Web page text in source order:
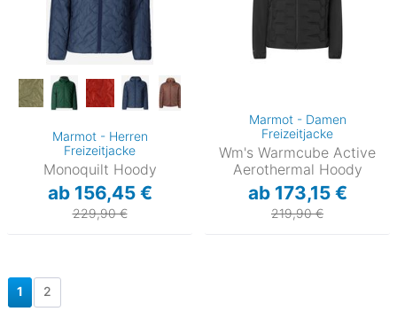
Marmot - Herren
Freizeitjacke
Monoquilt Hoody
ab 156,45 €
229,90 €
Marmot - Damen
Freizeitjacke
Wm's Warmcube Active
Aerothermal Hoody
ab 173,15 €
219,90 €
1 2